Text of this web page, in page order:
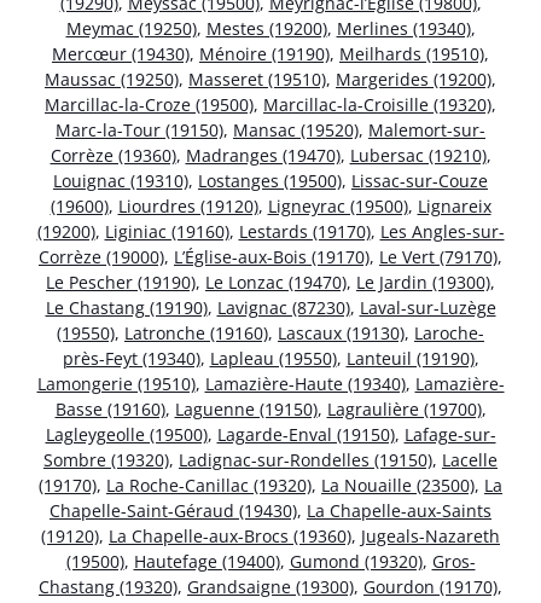
Meymac (19250), Mestes (19200), Merlines (19340),
Mercœur (19430), Ménoire (19190), Meilhards (19510),
Maussac (19250), Masseret (19510), Margerides (19200),
Marcillac-la-Croze (19500), Marcillac-la-Croisille (19320),
Marc-la-Tour (19150), Mansac (19520), Malemort-sur-
Corrèze (19360), Madranges (19470), Lubersac (19210),
Louignac (19310), Lostanges (19500), Lissac-sur-Couze
(19600), Liourdres (19120), Ligneyrac (19500), Lignareix
(19200), Liginiac (19160), Lestards (19170), Les Angles-sur-
Corrèze (19000), L’Église-aux-Bois (19170), Le Vert (79170),
Le Pescher (19190), Le Lonzac (19470), Le Jardin (19300),
Le Chastang (19190), Lavignac (87230), Laval-sur-Luzège
(19550), Latronche (19160), Lascaux (19130), Laroche-
près-Feyt (19340), Lapleau (19550), Lanteuil (19190),
Lamongerie (19510), Lamazière-Haute (19340), Lamazière-
Basse (19160), Laguenne (19150), Lagraulière (19700),
Lagleygeolle (19500), Lagarde-Enval (19150), Lafage-sur-
Sombre (19320), Ladignac-sur-Rondelles (19150), Lacelle
(19170), La Roche-Canillac (19320), La Nouaille (23500), La
Chapelle-Saint-Géraud (19430), La Chapelle-aux-Saints
(19120), La Chapelle-aux-Brocs (19360), Jugeals-Nazareth
(19500), Hautefage (19400), Gumond (19320), Gros-
Chastang (19320), Grandsaigne (19300), Gourdon (19170),